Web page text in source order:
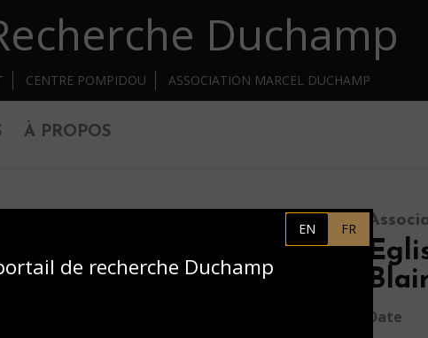
Duchamp
CENTRE POMPIDOU ASSOCIATION MARCEL DUCHAMP
À PROPOS
Date
EN FR
de recherche Duchamp